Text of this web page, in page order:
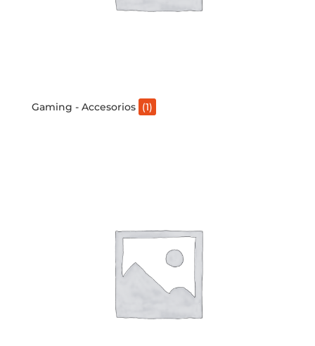
Gaming - Accesorios (1)